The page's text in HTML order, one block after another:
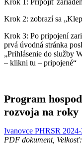
Krok 1: Pripojiť
Krok 2: zobrazí sa
Krok 3: Po pripojení
prvá úvodná stránka
„Prihlásenie do služby
– klikni tu – pripojené“
Program
rozvoja na roky
Ivanovce PHRSR
PDF dokument,